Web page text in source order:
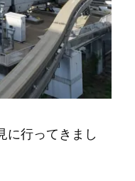
に行ってきまし